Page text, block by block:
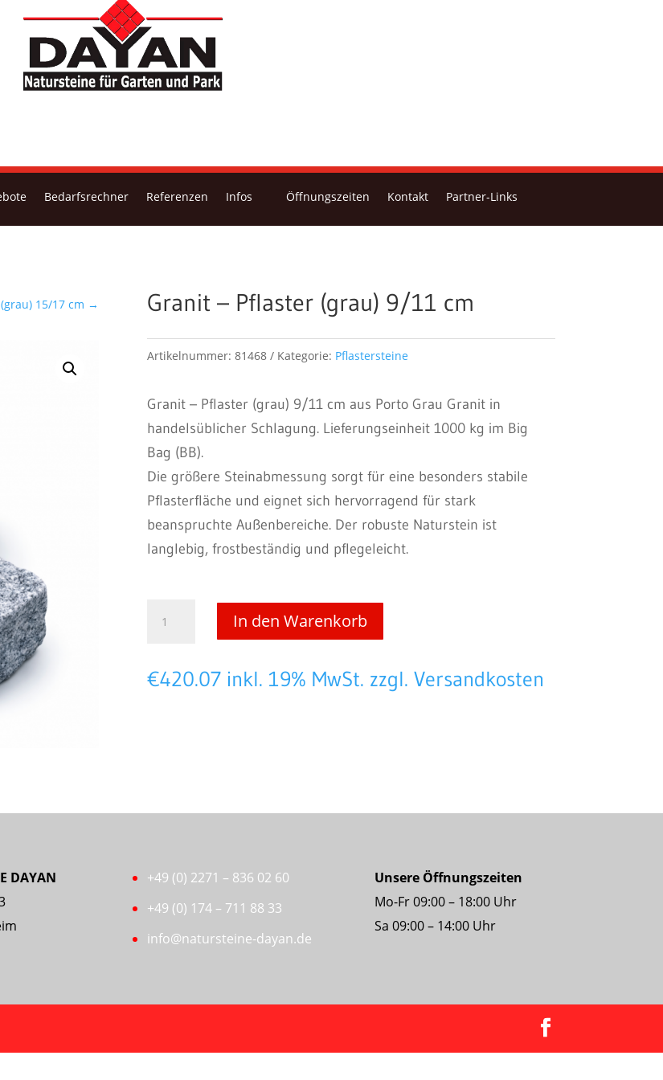
Bedarfsrechner Referenzen Infos Öffnungszeiten Kontakt Partner-Links
15/17 cm → Granit – Pflaster (grau) 9/11 cm
Artikelnummer: 81468 Kategorie: Pflastersteine
Granit – Pflaster (grau) 9/11 cm aus Porto Grau Granit in
handelsüblicher Schlagung. Lieferungseinheit 1000 kg im Big
Bag (BB).
Die größere Steinabmessung sorgt für eine besonders stabile
Pflasterfläche und eignet sich hervorragend für stark
beanspruchte Außenbereiche. Der robuste Naturstein ist
langlebig, frostbeständig und pflegeleicht.
(grau)
In den Warenkorb
€420.07 inkl. 19% MwSt. zzgl. Versandkosten
DAYAN
+49 (0) 2271 – 836 02 60
+49 (0) 174 – 711 88 33
info@natursteine-dayan.de
Unsere Öffnungszeiten
Mo-Fr 09:00 – 18:00 Uhr
Sa 09:00 – 14:00 Uhr